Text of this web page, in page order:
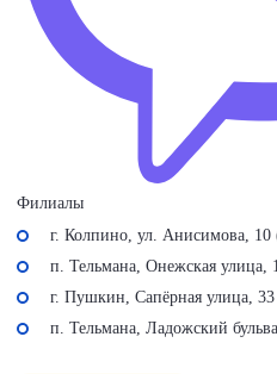
Филиалы
г. Колпино, ул. Анисимова, 10
п. Тельмана, Онежская улица,
г. Пушкин, Сапёрная улица, 33
п. Тельмана, Ладожский